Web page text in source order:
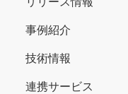
事例紹介
技術情報
連携サービス